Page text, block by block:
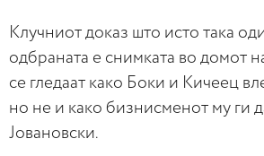
Клучниот доказ што исто така
одбраната е снимката во домот
се гледаат како Боки и Кичеец
но не и како бизнисменот му ги
Јовановски.